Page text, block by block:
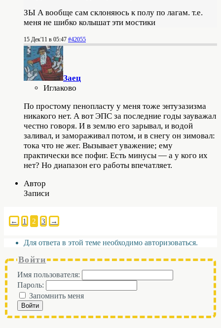
ЗЫ А вообще сам склоняюсь к полу по лагам. т.е.
меня не шибко колышат эти мостики
15 Дек'11 в 05:47 #42055
Заец
Иглаково
По простому пенопласту у меня тоже энтузазизма
никакого нет. А вот ЭПС за последние годы зауважал
честно говоря. И в землю его зарывал, и водой
заливал, и замораживал потом, и в снегу он зимовал:
тока что не жег. Вызывает уважение; ему
практически все пофиг. Есть минусы — а у кого их
нет? Но диапазон его работы впечатляет.
Автор
Записи
← 1 2 3 →
Для ответа в этой теме необходимо авторизоваться.
Войти
Имя пользователя:
Пароль:
Запомнить меня
Войти